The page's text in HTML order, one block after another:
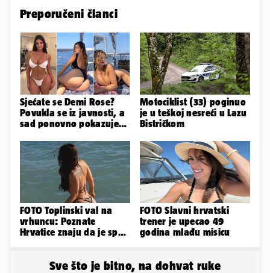
Preporučeni članci
Sjećate se Demi Rose?
Povukla se iz javnosti, a
sad ponovno pokazuje
Motociklist (33) poginuo
je u teškoj nesreći u Lazu
Bistričkom
FOTO Toplinski val na
vrhuncu: Poznate
Hrvatice znaju da je spas
FOTO Slavni hrvatski
trener je upecao 49
godina mlađu misicu
Sve što je bitno, na dohvat ruke